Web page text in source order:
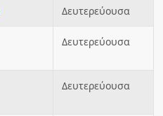
Δευτερεύουσα
Δευτερεύουσα
Δευτερεύουσα